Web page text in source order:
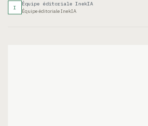
I
Équipe éditoriale InekIA
Équipe éditoriale InekIA